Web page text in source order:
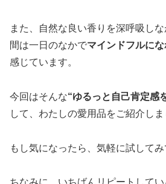
また、自然な良い香りを深呼吸し
間は一日のなかでマインドフルに
感じています。
今回はそんな“ゆるっと自己肯定感
して、わたしの愛用品をご紹介しま
もし気になったら、気軽に試して